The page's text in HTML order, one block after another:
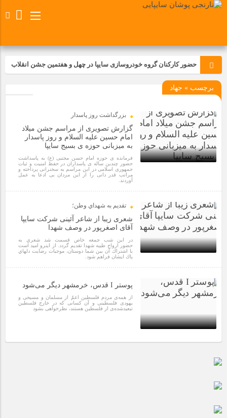
حضور کارکنان گروه خودروسازی سایپا در چهل و هفتمین جشن انقلاب
تجدید بیعت کارکنان شرکت پارس خودرو با آرمان های رهبر کبیر و فقید
مسابقات ورزشی در مگاموتوربا استقبال کارکنان برگزار شد
مراسم عزاداری و ذکرمصیبت سالروز شهادت امام محمدتقی(ع) در
شرکت زامیاد
دانش‌آموزان از خطوط تولید مگاموتور
مراسم بزرگداشت سالروز آزادسازی خرمشهر در شرکت پارس خودرو
برگزار شد
مگاموتور
تیم شهدای مگاموتور در بزرگترین مسابقات گل کوچک جهان شرکت
کرد
برچسب » جهاد
بزرگداشت روز پاسدار
گزارش تصویری از مراسم جشن میلاد
امام حسین علیه السلام و روز پاسدار
به میزبانی حوزه ی بسیج سایپا
فرمانده ی حوزه امام حسن مجتبی (ع) به پاسداشت
حضور چندین ساله ی پاسداران در حفظ امنیت و ثبات
جمهوری اسلامی در این مراسم به سخنرانی پرداخته و
مراتب قدر دانی را از این مردان بی ادعا به عمل
آوردند.
تقديم به شهداي وطن؛
شعری زیبا از شاعر آئینی شرکت سایپا
آقای اصغرپور در وصف شهدا
در اين شب جمعه خاص قسمت شد شعري به
حضور ارواح طيبه شهدا تقديم گردد. از اينرو اميد است
با اشتراك آن بين شما دوستان، موجبات رضايت دلهاي
پاك ايشان فراهم شود.
پوستر I قدس، خرمشهر دیگر می‌شود
از همه‌ی مردم فلسطین اعمّ از مسلمان و مسیحی و
یهودی فلسطینی و آن کسانی که در خارج فلسطین
تبعید‌شده‌ی از فلسطین هستند، نظرخواهی بشود